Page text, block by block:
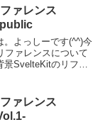
。詳細は下記の
ァレンス
。よっしーです(^^)今
ファレンスについて
景SvelteKitのリファ
dynam...
ァレンス